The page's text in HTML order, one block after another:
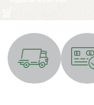
SPEDIZIONE
Metodi di